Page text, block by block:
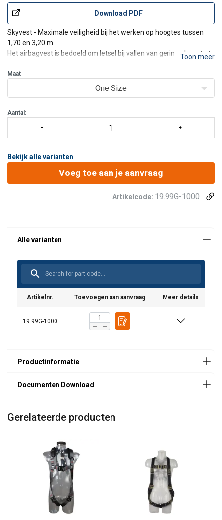
Download PDF
Skyvest - Maximale veiligheid bij het werken op hoogtes tussen
1,70 en 3,20 m.
Het airbagvest is bedoeld om letsel bij vallen van geringe hoogte te
Ongeveer twaalf procent van alle dodelijke valongevallen vindt
Toon meer
Maat
One Size
Aantal:
Bekijk alle varianten
Voeg toe aan je aanvraag
Artikelcode: 19.99G-1000
Artikelnr. Toevoegen aan aanvraag Meer details
19.99G-1000
Opmerking:
Waarschuwing:
Gebruikershandleiding:
G-1000_datasheet_uk_ger.pdf
Gerelateerde producten